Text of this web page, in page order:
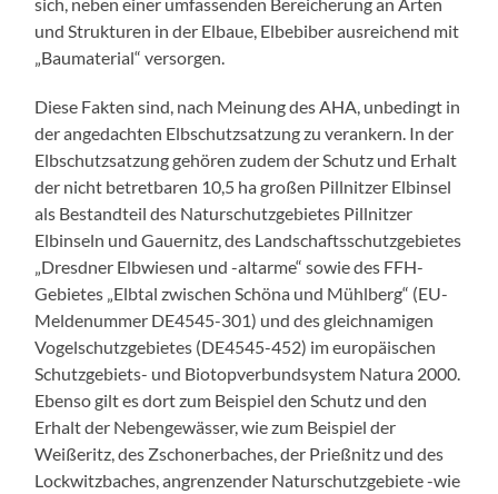
sich, neben einer umfassenden Bereicherung an Arten
und Strukturen in der Elbaue, Elbebiber ausreichend mit
„Baumaterial“ versorgen.
Diese Fakten sind, nach Meinung des AHA, unbedingt in
der angedachten Elbschutzsatzung zu verankern. In der
Elbschutzsatzung gehören zudem der Schutz und Erhalt
der nicht betretbaren 10,5 ha großen Pillnitzer Elbinsel
als Bestandteil des Naturschutzgebietes Pillnitzer
Elbinseln und Gauernitz, des Landschaftsschutzgebietes
„Dresdner Elbwiesen und -altarme“ sowie des FFH-
Gebietes „Elbtal zwischen Schöna und Mühlberg“ (EU-
Meldenummer DE4545-301) und des gleichnamigen
Vogelschutzgebietes (DE4545-452) im europäischen
Schutzgebiets- und Biotopverbundsystem Natura 2000.
Ebenso gilt es dort zum Beispiel den Schutz und den
Erhalt der Nebengewässer, wie zum Beispiel der
Weißeritz, des Zschonerbaches, der Prießnitz und des
Lockwitzbaches, angrenzender Naturschutzgebiete -wie